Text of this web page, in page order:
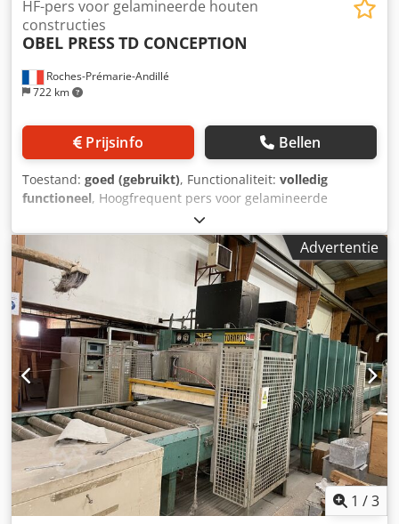
Roches-Prémarie-Andillé
722 km
HF-pers voor gelamineerde houten
constructies
OBEL PRESSTD CONCEPTION
Prijsinfo Bellen
Toestand: goed (gebruikt), Functionaliteit: volledig
functioneel, Hoogfrequent pers voor gelamineerde
spanten tot 22 meter maximale persbreedte: 1300 mm
maximale persdikte: 300 mm Djdpfx Anjw A Hk Iorskr
laadband pers van 3000 mm met polymerisatie per
segment van 3 meter
Advertentie
1 /3